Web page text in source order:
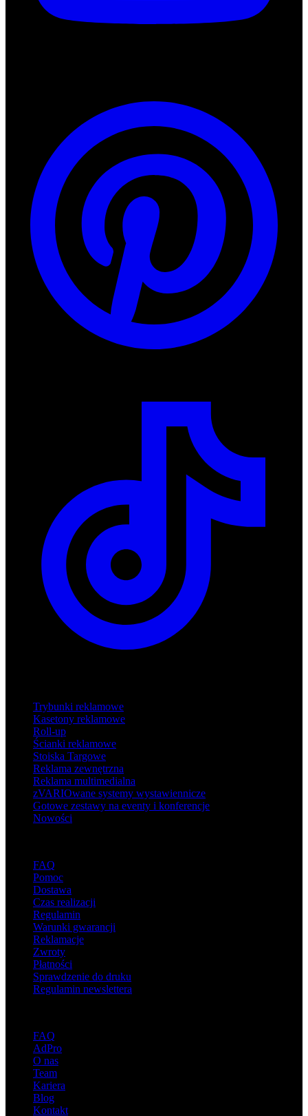
Trybunki reklamowe
Kasetony reklamowe
Roll-up
Ścianki reklamowe
Stoiska Targowe
Reklama zewnętrzna
Reklama multimedialna
zVARIOwane systemy wystawiennicze
Gotowe zestawy na eventy i konferencje
Nowości
FAQ
Pomoc
Dostawa
Czas realizacji
Regulamin
Warunki gwarancji
Reklamacje
Zwroty
Płatności
Sprawdzenie do druku
Regulamin newslettera
FAQ
AdPro
O nas
Team
Kariera
Blog
Kontakt